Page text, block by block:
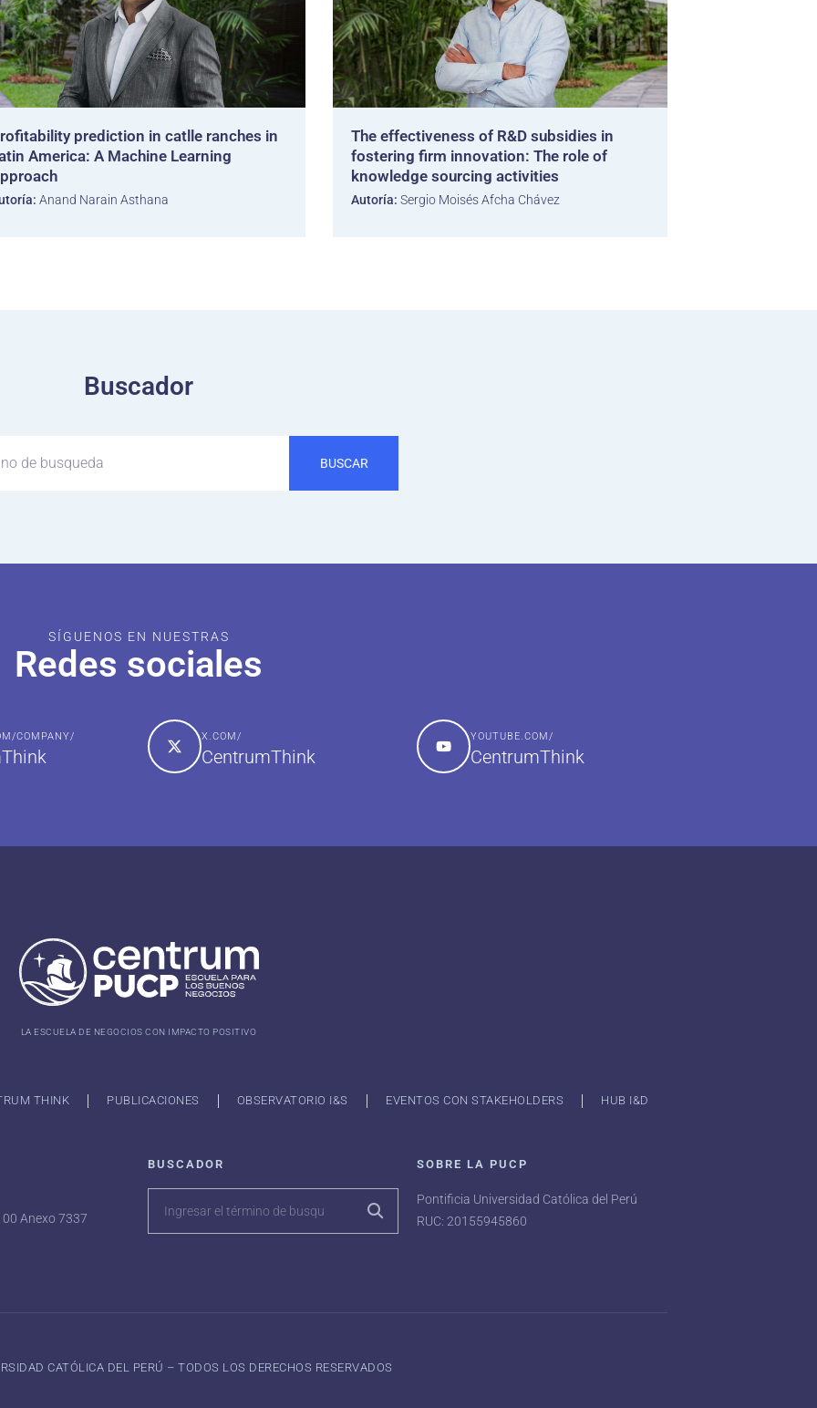
prediction in catlle ranches in
America: A Machine Learning
Anand Narain Asthana
The effectiveness of R&D subsidies in
fostering firm innovation: The role of
knowledge sourcing activities
Autoría: Sergio Moisés Afcha Chávez
Buscador
BUSCAR
SÍGUENOS EN NUESTRAS
Redes sociales
COMPANY/ X.COM/
CentrumThink
YOUTUBE.COM/
CentrumThink
LA ESCUELA DE NEGOCIOS CON IMPACTO POSITIVO
THINK PUBLICACIONES OBSERVATORIO I&S EVENTOS CON STAKEHOLDERS HUB I&D
Anexo 7337
BUSCADOR SOBRE LA PUCP
Pontificia Universidad Católica del Perú
RUC: 20155945860
CATÓLICA DEL PERÚ – TODOS LOS DERECHOS RESERVADOS